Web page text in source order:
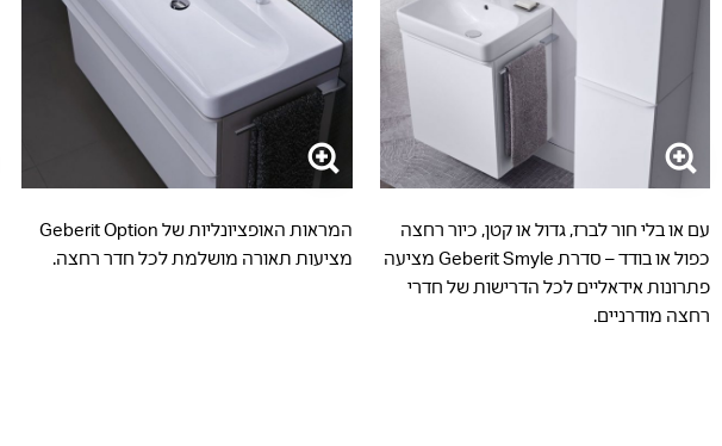
עם או בלי חור לברז, גדול או קטן, כיור רחצה
כפול או בודד – סדרת Geberit Smyle מציעה
פתרונות אידאליים לכל הדרישות של חדרי
רחצה מודרניים.
המראות האופציונליות של Geberit Option
מציעות תאורה מושלמת לכל חדר רחצה.